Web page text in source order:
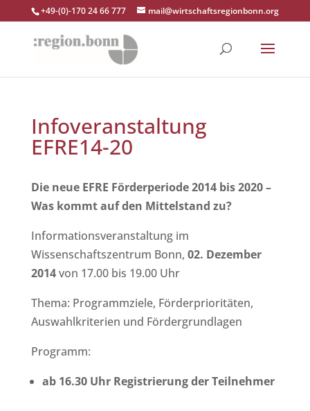
+49-(0)-170 24 66 777 mail@wirtschaftsregionbonn.org
Infoveranstaltung
EFRE14-20
Die neue EFRE Förderperiode 2014 bis 2020 –
Was kommt auf den Mittelstand zu?
Informationsveranstaltung im
Wissenschaftszentrum Bonn, 02. Dezember
2014von 17.00 bis 19.00 Uhr
Thema: Programmziele, Förderprioritäten,
Auswahlkriterien und Fördergrundlagen
Programm:
ab 16.30 Uhr Registrierung der Teilnehmer